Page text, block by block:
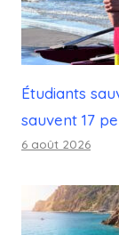
Étudiants
sauvent 17
6 août 2026